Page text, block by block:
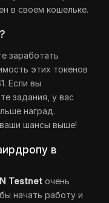
в своем кошельке.
заработать
этих токенов
Если вы
задания, у вас
наград.
шансы выше!
в
Testnet очень
начать работу и